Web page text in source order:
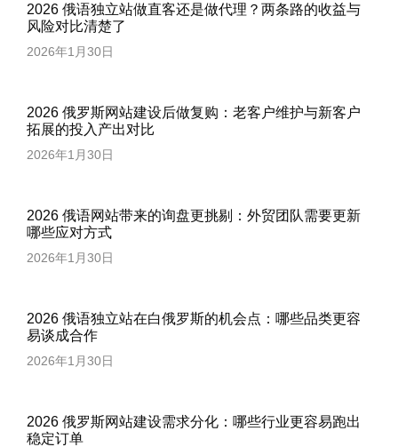
2026 俄语独立站做直客还是做代理？两条路的收益与
风险对比清楚了
2026年1月30日
2026 俄罗斯网站建设后做复购：老客户维护与新客户
拓展的投入产出对比
2026年1月30日
2026 俄语网站带来的询盘更挑剔：外贸团队需要更新
哪些应对方式
2026年1月30日
2026 俄语独立站在白俄罗斯的机会点：哪些品类更容
易谈成合作
2026年1月30日
2026 俄罗斯网站建设需求分化：哪些行业更容易跑出
稳定订单